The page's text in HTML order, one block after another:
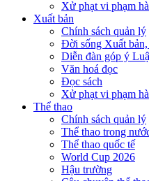
Xử phạt vi phạm
Xuất bản
Chính sách quản lý
Đời sống Xuất bản,
Diễn đàn góp ý
Văn hoá đọc
Đọc sách
Xử phạt vi phạm
Thể thao
Chính sách quản lý
Thể thao trong
Thể thao quốc tế
World Cup 2026
Hậu trường